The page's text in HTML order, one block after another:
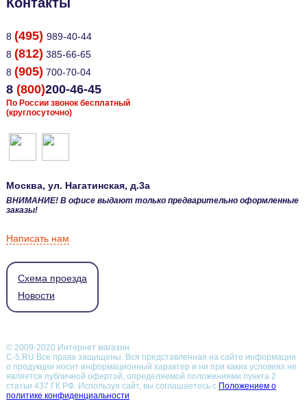
8 (495) 989-40-44
8 (812) 385-66-65
8 (905) 700-70-04
8 (800)200-46-45
По России звонок бесплатный
(круглосуточно)
Москва, ул. Нагатинская, д.3а
ВНИМАНИЕ! В офисе выдают только предварительно оформленные
заказы!
Написать нам
Схема проезда
Новости
© 2009-2020 Интернет магазин
С-5.RU Все права защищены. Вся представленная на сайте информация
о продукции носит информационный характер и ни при каких условиях не
является публичной офертой, определяемой положениями пункта 2
статьи 437 ГК РФ.Используя сайт, вы соглашаетесь с Положением о
политике конфиденциальности